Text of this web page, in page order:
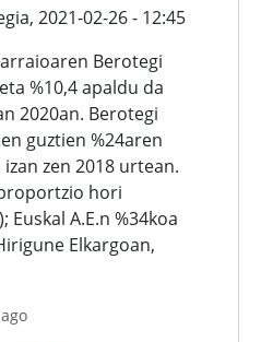
2021-02-26 - 12:45
Berotegi
%10,4 apaldu da
2020an. Berotegi
guztien %24aren
zen 2018 urtean.
hori
Euskal A.E.n %34koa
Elkargoan,